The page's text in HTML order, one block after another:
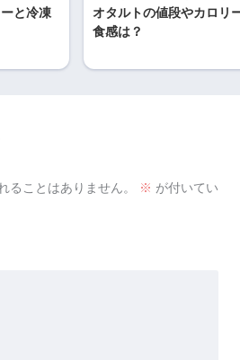
と冷凍
オタルトの値段やカロリ
食感は？
ることはありません。 ※ が付いてい